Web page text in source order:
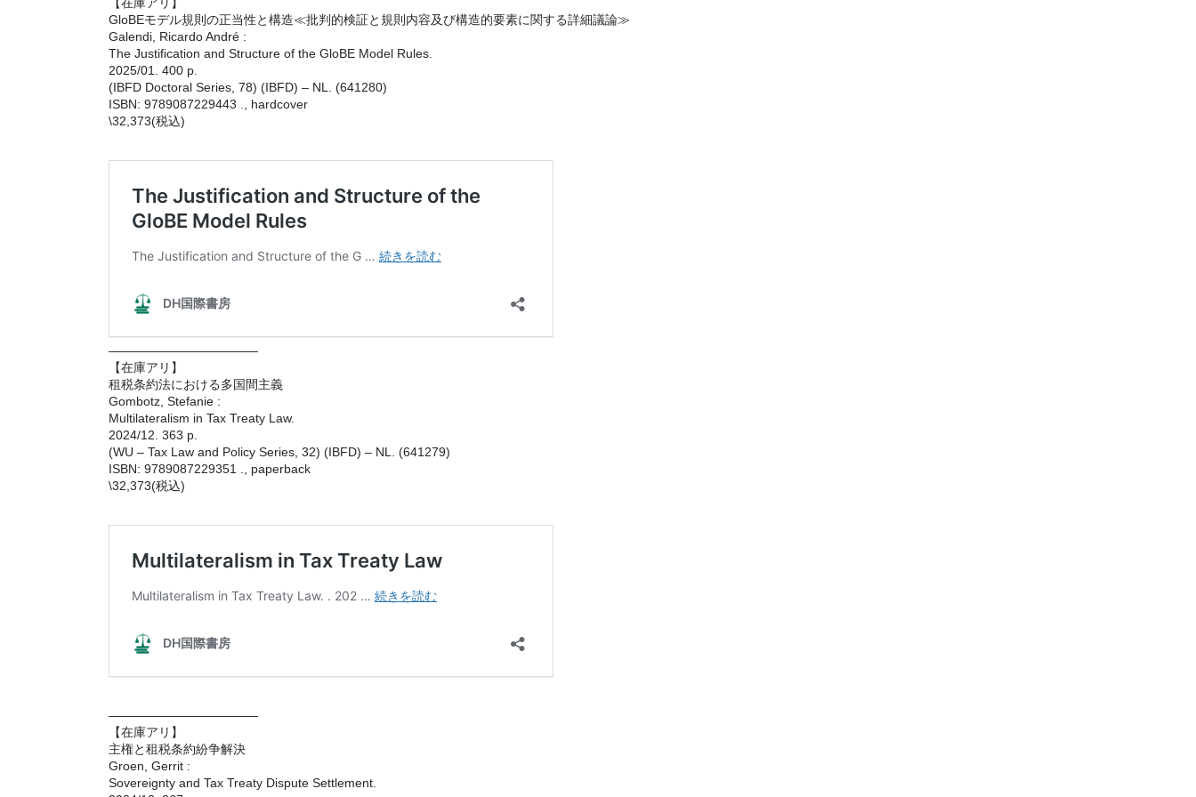
GloBEモデル規則の正当性と構造≪批判的検証と規則内容及び構造的要素に関する詳細議論≫
Galendi, Ricardo André :
The Justification and Structure of the GloBE Model Rules.
2025/01. 400 p.
(IBFD Doctoral Series, 78) (IBFD) – NL. (641280)
ISBN: 9789087229443 ., hardcover
\32,373(税込)
————————————
【在庫アリ】
租税条約法における多国間主義
Gombotz, Stefanie :
Multilateralism in Tax Treaty Law.
2024/12. 363 p.
(WU – Tax Law and Policy Series, 32) (IBFD) – NL. (641279)
ISBN: 9789087229351 ., paperback
\32,373(税込)
————————————
【在庫アリ】
主権と租税条約紛争解決
Groen, Gerrit :
Sovereignty and Tax Treaty Dispute Settlement.